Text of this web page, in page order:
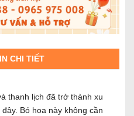
CHI TIẾT
lịch đã trở thành xu
Bó hoa này không cần